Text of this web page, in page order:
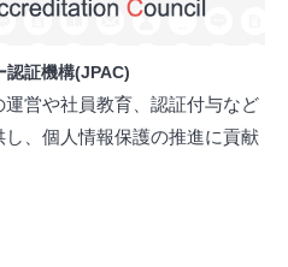
認証機構(JPAC)
営や社員教育、認証付与など
、個人情報保護の推進に貢献